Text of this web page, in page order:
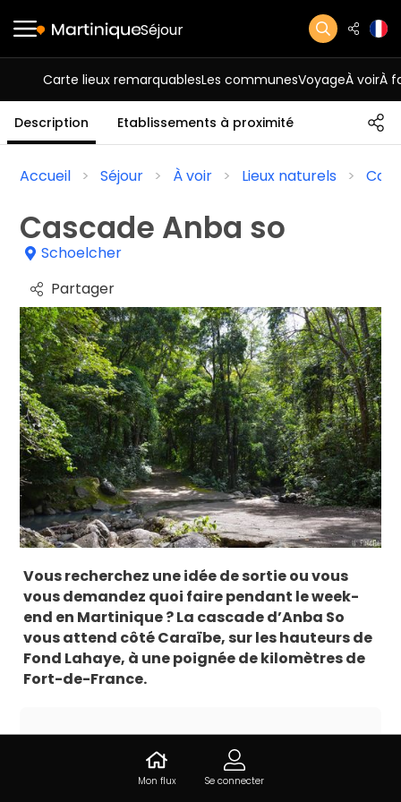
Séjour
Carte lieux remarquablesLes communesVoyageÀ voirÀ
Description Etablissements à proximité
Accueil Séjour À voir Lieux naturels
Cascade Anba so
Schoelcher
Partager
Vous recherchez une idée de sortie ou vous
vous demandez quoi faire pendant le week-
end en Martinique ? La cascade d’Anba So
vous attend côté Caraïbe, sur les hauteurs de
Fond Lahaye, à une poignée de kilomètres de
Fort-de-France.
Informations sur Cascade Anba
Mon flux Se connecter